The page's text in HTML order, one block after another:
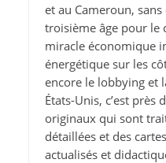
et au Cameroun,
troisième âge pour le
miracle économique
énergétique sur les
encore le lobbying et
États-Unis, c’est près
originaux qui sont
détaillées et des
actualisés et